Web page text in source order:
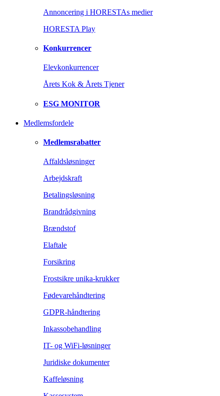
Annoncering i HORESTAs medier
HORESTA Play
Konkurrencer
Elevkonkurrencer
Årets Kok & Årets Tjener
ESG MONITOR
Medlemsfordele
Medlemsrabatter
Affaldsløsninger
Arbejdskraft
Betalingsløsning
Brandrådgivning
Brændstof
Elaftale
Forsikring
Frostsikre unika-krukker
Fødevarehåndtering
GDPR-håndtering
Inkassobehandling
IT- og WiFi-løsninger
Juridiske dokumenter
Kaffeløsning